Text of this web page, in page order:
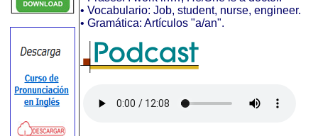
• Vocabulario: Job, student, nurse, engineer.
• Gramática: Artículos "a/an".